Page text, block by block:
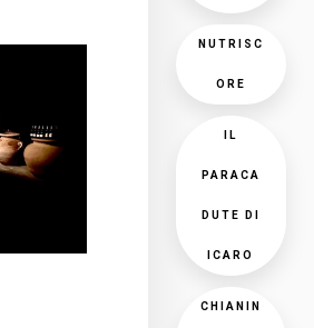
NUTRISC
ORE
IL
PARACA
DUTE DI
ICARO
CHIANIN